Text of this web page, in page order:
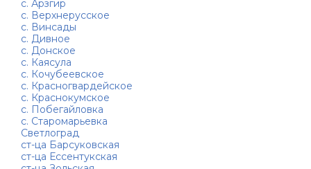
с. Арзгир
с. Верхнерусское
с. Винсады
с. Дивное
с. Донское
с. Каясула
с. Кочубеевское
с. Красногвардейское
с. Краснокумское
с. Побегайловка
с. Старомарьевка
Светлоград
ст-ца Барсуковская
ст-ца Ессентукская